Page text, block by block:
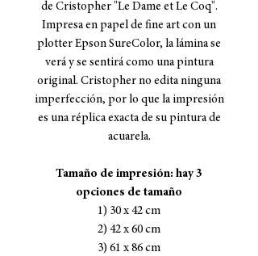
de Cristopher "Le Dame et Le Coq".
Impresa en papel de fine art con un
plotter Epson SureColor, la lámina se
verá y se sentirá como una pintura
original. Cristopher no edita ninguna
imperfección, por lo que la impresión
es una réplica exacta de su pintura de
acuarela.
Tamaño de impresión: hay 3
opciones de tamaño
1) 30 x 42 cm
2) 42 x 60 cm
3) 61 x 86 cm